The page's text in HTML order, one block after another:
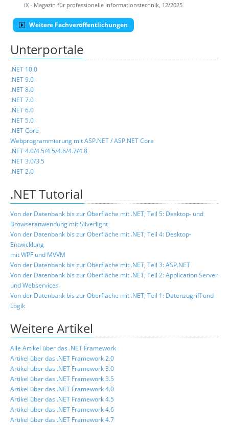
iX - Magazin für professionelle Informationstechnik, 12/2025
Weitere Fachveröffentlichungen
Unterportale
.NET 10.0
.NET 9.0
.NET 8.0
.NET 7.0
.NET 6.0
.NET 5.0
.NET Core
Webprogrammierung mit ASP.NET / ASP.NET Core
.NET 4.0/4.5/4.5/4.6/4.7/4.8
.NET 3.0/3.5
.NET 2.0
.NET Tutorial
Von der Datenbank bis zur Oberfläche mit .NET, Teil 5: Desktop- und
Browseranwendung mit Silverlight
Von der Datenbank bis zur Oberfläche mit .NET, Teil 4: Desktop-
Entwicklung
mit WPF und MVVM
Von der Datenbank bis zur Oberfläche mit .NET, Teil 3: ASP.NET
Von der Datenbank bis zur Oberfläche mit .NET, Teil 2: Application Server
und Webservices
Von der Datenbank bis zur Oberfläche mit .NET, Teil 1: Datenzugriff und
Logik
Weitere Artikel
Alle Artikel über das .NET Framework
Artikel über das .NET Framework 2.0
Artikel über das .NET Framework 3.0
Artikel über das .NET Framework 3.5
Artikel über das .NET Framework 4.0
Artikel über das .NET Framework 4.5
Artikel über das .NET Framework 4.6
Artikel über das .NET Framework 4.7